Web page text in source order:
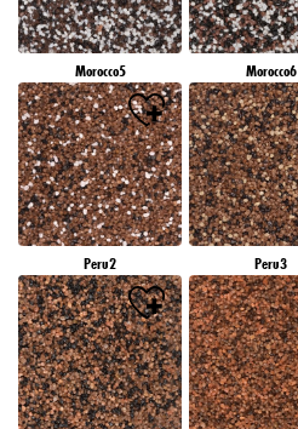
Morocco5 Morocco6
Peru2 Peru3